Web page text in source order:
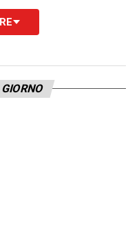
contenuti può
sera precedente.